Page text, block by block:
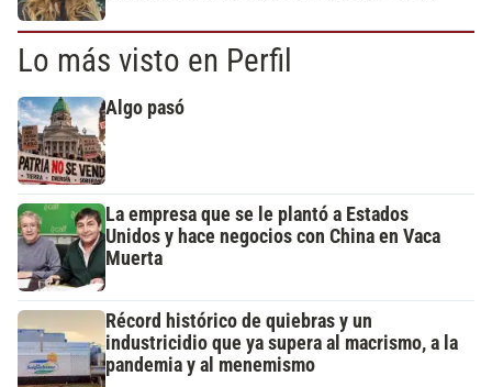
Lo más visto en Perfil
Algo pasó
La empresa que se le plantó a Estados
Unidos y hace negocios con China en Vaca
Muerta
Récord histórico de quiebras y un
industricidio que ya supera al macrismo, a la
pandemia y al menemismo